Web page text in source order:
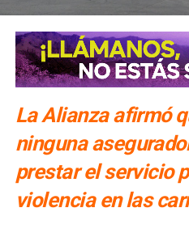
La Alianza afirmó
ninguna
prestar el servicio
violencia en las